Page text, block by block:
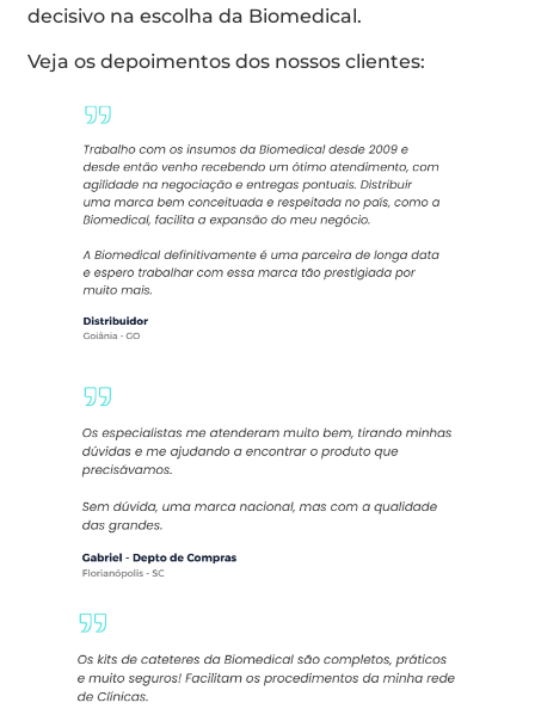
decisivo na escolha da Biomedical.
Veja os depoimentos dos nossos clientes: